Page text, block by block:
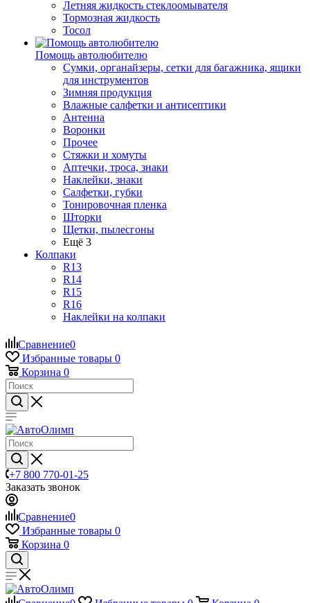
Летняя жидкость стеклоомывателя
Тормозная жидкость
Тосол
Помощь автолюбителю
Сумки, органайзеры, сетки для багажника, ящики
для инструментов
Зимняя продукция
Влажные салфетки и антисептики
Антенна
Воронки
Прочее
Стяжки и хомуты
Аптечки, троса, знаки
Наклейки, знаки
Салфетки, губки
Тонировочная пленка
Шторки
Щетки, пылесгоны
Ещё 3
Колпаки
R13
R14
R15
R16
Наклейки на колпаки
Сравнение0
Избранные товары 0
Корзина 0
+7 800 770-01-25
Заказать звонок
Сравнение0
Избранные товары 0
Корзина 0